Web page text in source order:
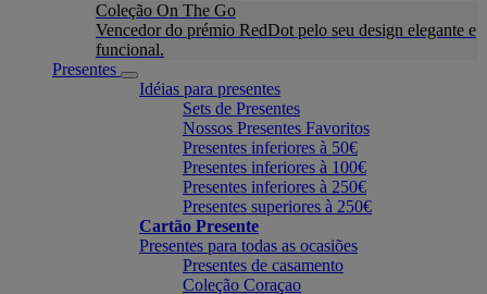
Coleção On The Go
Vencedor do prémio RedDot pelo seu design elegante e
funcional.
Presentes
Idéias para presentes
Sets de Presentes
Nossos Presentes Favoritos
Presentes inferiores à 50€
Presentes inferiores à 100€
Presentes inferiores à 250€
Presentes superiores à 250€
Cartão Presente
Presentes para todas as ocasiões
Presentes de casamento
Coleção Coraçao